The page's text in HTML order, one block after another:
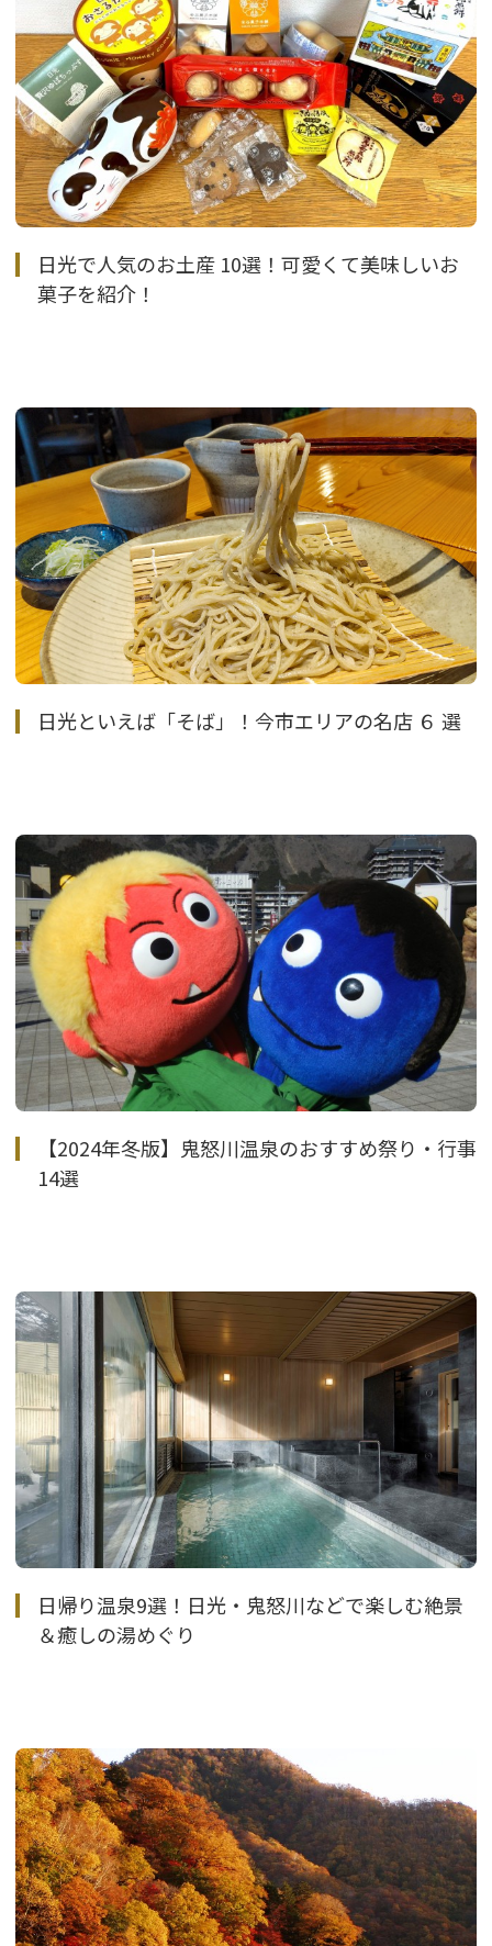
日光で人気のお土産 10選！可愛くて美味しいお
菓子を紹介！
日光といえば「そば」！今市エリアの名店 ６ 選
【2024年冬版】鬼怒川温泉のおすすめ祭り・行事
14選
日帰り温泉9選！日光・鬼怒川などで楽しむ絶景
＆癒しの湯めぐり